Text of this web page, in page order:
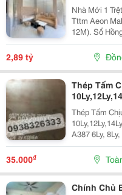
Nhà Mới 1
Tttm Aeon Mall Biên Hòa
12M). Sổ
&Ndash; Hỗ Trợ
2,89 tỷ
Thép Tấm
Thép Tấm
A387 6Ly,
25Ly, 30Ly, 35Ly Thép Tấm Chịu Nhiệt
4-5 A515
35.000₫
Chính Chủ